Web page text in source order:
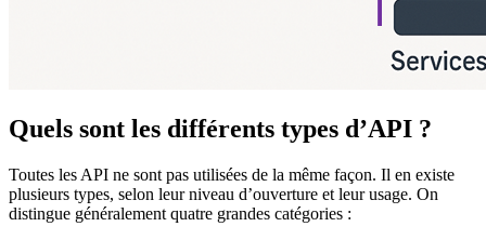
Quels sont les différents types d’API ?
Toutes les API ne sont pas utilisées de la même façon. Il en existe
plusieurs types, selon leur niveau d’ouverture et leur usage. On
distingue généralement quatre grandes catégories :